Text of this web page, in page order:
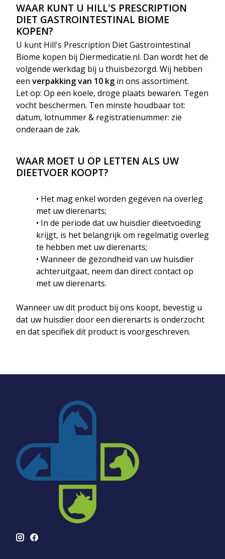
WAAR KUNT U HILL'S PRESCRIPTION
DIET GASTROINTESTINAL BIOME
KOPEN?
U kunt Hill's Prescription Diet Gastrointestinal
Biome kopen bij Diermedicatie.nl. Dan wordt het de
volgende werkdag bij u thuisbezorgd. Wij hebben
een verpakking van 10 kg in ons assortiment.
Let op: Op een koele, droge plaats bewaren. Tegen
vocht beschermen. Ten minste houdbaar tot:
datum, lotnummer & registratienummer: zie
onderaan de zak.
WAAR MOET U OP LETTEN ALS UW
DIEETVOER KOOPT?
• Het mag enkel worden gegeven na overleg
met uw dierenarts;
• In de periode dat uw huisdier dieetvoeding
krijgt, is het belangrijk om regelmatig overleg
te hebben met uw dierenarts;
• Wanneer de gezondheid van uw huisdier
achteruitgaat, neem dan direct contact op
met uw dierenarts.
Wanneer uw dit product bij ons koopt, bevestig u
dat uw huisdier door een dierenarts is onderzocht
en dat specifiek dit product is voorgeschreven.